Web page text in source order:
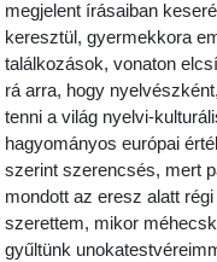
megjelent írásaiban
keresztül, gyermekkora
találkozások, vonaton
rá arra, hogy
tenni a világ nyelvi-
hagyományos európai
szerintszerencsés, mert
mondott az eresz alatt
szerettem, mikor
gyűltünk